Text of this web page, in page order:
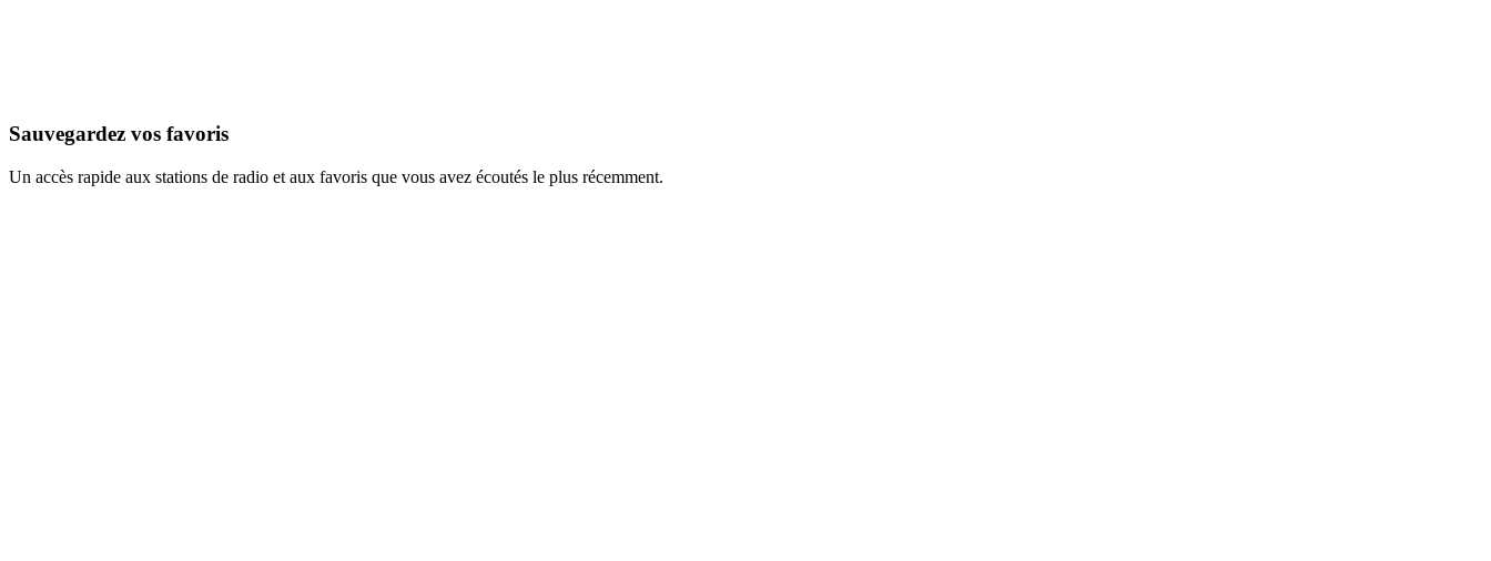
Sauvegardez vos favoris
Un accès rapide aux stations de radio et aux favoris que vous avez écoutés le plus récemment.